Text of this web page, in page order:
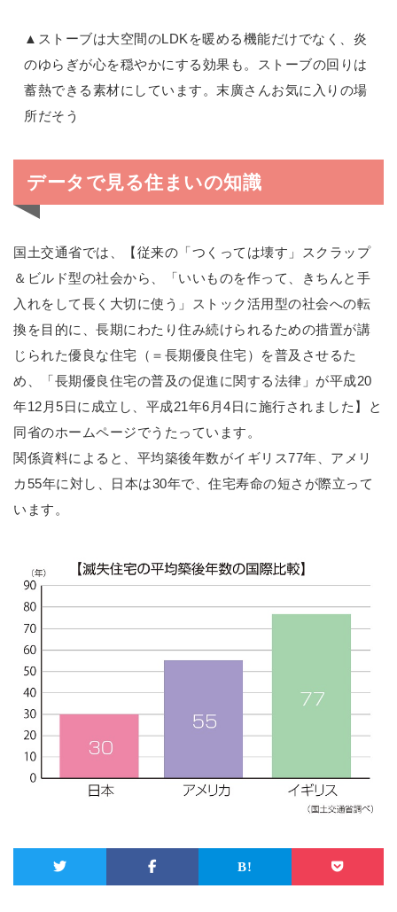
▲ストーブは大空間のLDKを暖める機能だけでなく、炎
のゆらぎが心を穏やかにする効果も。ストーブの回りは
蓄熱できる素材にしています。末廣さんお気に入りの場
所だそう
データで見る住まいの知識
国土交通省では、【従来の「つくっては壊す」スクラップ
＆ビルド型の社会から、「いいものを作って、きちんと手
入れをして長く大切に使う」ストック活用型の社会への転
換を目的に、長期にわたり住み続けられるための措置が講
じられた優良な住宅（＝長期優良住宅）を普及させるた
め、「長期優良住宅の普及の促進に関する法律」が平成20
年12月5日に成立し、平成21年6月4日に施行されました】と
同省のホームページでうたっています。
関係資料によると、平均築後年数がイギリス77年、アメリ
カ55年に対し、日本は30年で、住宅寿命の短さが際立って
います。